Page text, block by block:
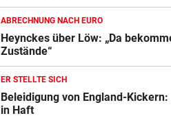
ABRECHNUNG NACH EURO
Heynckes über Löw: „Da
Zustände“
ER STELLTE SICH
Beleidigung von England-
in Haft